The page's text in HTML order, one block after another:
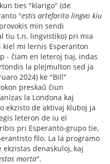
ties "klarigo" (de
"estis artefarita lingvo kiu
min sendi
tiu t.n. lingvistiko) pri mia
mi lernis Esperanton
- ĉiam en leteroj tiaj, indas
la plejmulton sed ja
2024) ke "Bill"
preskaŭ ĉiun
la Londona kaj
ekzisto de aktivaj kluboj ja
leteron de iu el
pri Esperanto-grupo tie,
filo. La la programo
denaskuloj, kaj
morta".